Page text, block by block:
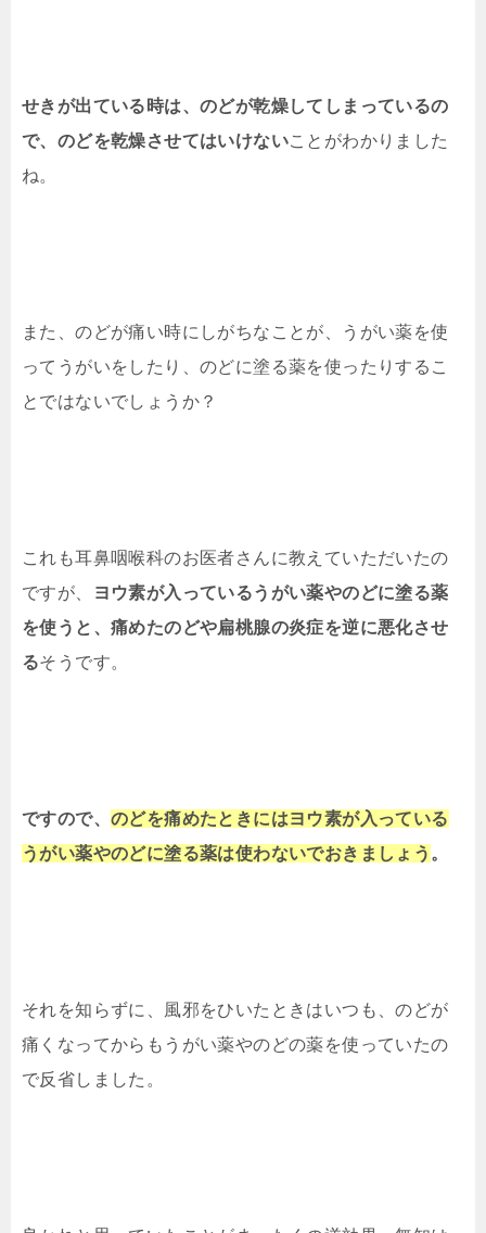
せきが出ている時は、のどが乾燥してしまっているの
で、のどを乾燥させてはいけないことがわかりました
ね。
また、のどが痛い時にしがちなことが、うがい薬を使
ってうがいをしたり、のどに塗る薬を使ったりするこ
とではないでしょうか？
これも耳鼻咽喉科のお医者さんに教えていただいたの
ですが、
ヨウ素が入っているうがい薬やのどに塗る薬
を使うと、痛めたのどや扁桃腺の炎症を逆に悪化させ
るそうです。
ですので、 のどを痛めたときにはヨウ素が入っている
うがい薬やのどに塗る薬は使わないでおきましょう 。
それを知らずに、風邪をひいたときはいつも、のどが
痛くなってからもうがい薬やのどの薬を使っていたの
で反省しました。